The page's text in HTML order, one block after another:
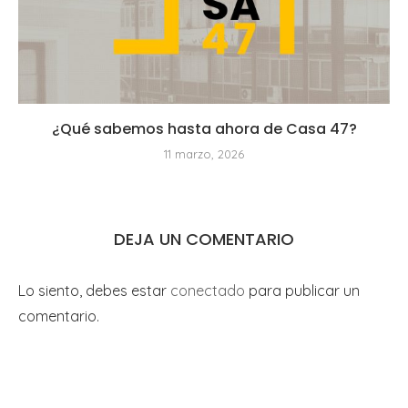
¿Qué sabemos hasta ahora de Casa 47?
11 marzo, 2026
DEJA UN COMENTARIO
Lo siento, debes estar conectado para publicar un
comentario.